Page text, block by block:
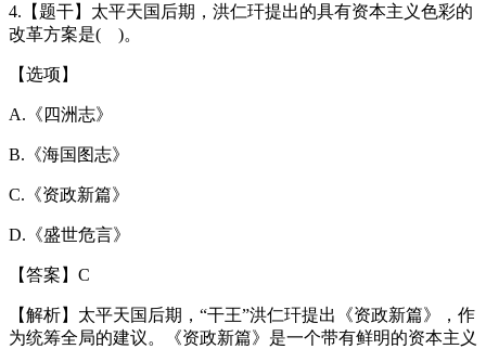
4.【题干】太平天国后期，洪仁玕提出的具有资本主义色彩的
改革方案是( )。
【选项】
A.《四洲志》
B.《海国图志》
C.《资政新篇》
D.《盛世危言》
【答案】C
【解析】太平天国后期，“干王”洪仁玕提出《资政新篇》，作
为统筹全局的建议。《资政新篇》是一个带有鲜明的资本主义